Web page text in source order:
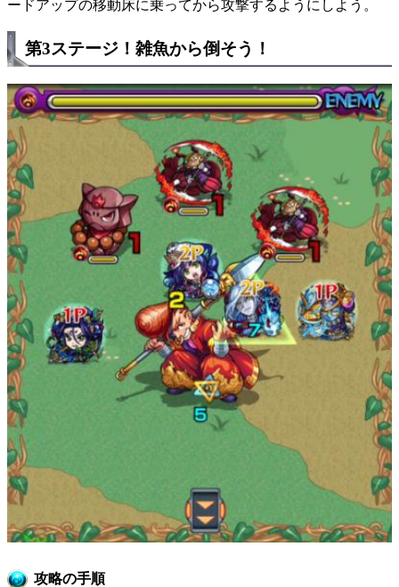
ードアップの移動床に乗ってから攻撃するようにしよう。
第3ステージ！雑魚から倒そう！
攻略の手順